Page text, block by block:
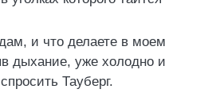
и что делаете в моем
дыхание, уже холодно и
Тауберг.